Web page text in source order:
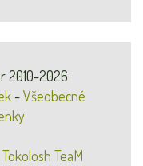
2010-2026
-Všeobecné
TeaM